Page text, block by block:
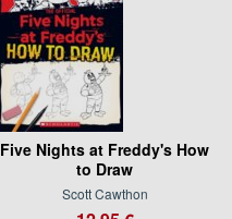
Five Nights at Freddy's How
to Draw
Scott Cawthon